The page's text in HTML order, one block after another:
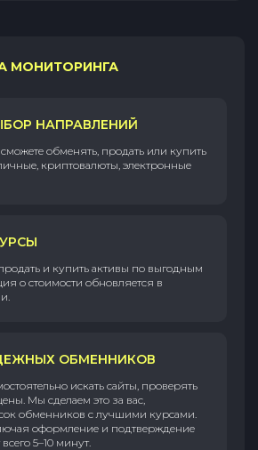
МОНИТОРИНГА
НАПРАВЛЕНИЙ
обменять, продать или купить
криптовалюты, электронные
и купить активы по выгодным
о стоимости обновляется в
ОБМЕННИКОВ
искать сайты, проверять
Мы сделаем это за вас,
обменников с лучшими курсами.
оформление и подтверждение
5–10 минут.